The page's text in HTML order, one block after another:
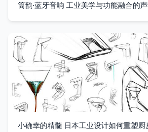
筒韵·蓝牙音响 工业美学与功能融合的
小确幸的精髓 日本工业设计如何重塑